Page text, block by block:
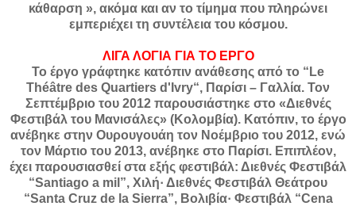
κάθαρση », ακόμα και αν το τίμημα που πληρώνει
εμπεριέχει τη συντέλεια του κόσμου.
ΛΙΓΑ ΛΟΓΙΑ ΓΙΑ ΤΟ ΕΡΓΟ
Το έργο γράφτηκε κατόπιν ανάθεσης από το “Le
Théâtre des Quartiers d'Ivry“, Παρίσι – Γαλλία. Τον
Σεπτέμβριο του 2012 παρουσιάστηκε στο «Διεθνές
Φεστιβάλ του Μανισάλες» (Κολομβία). Κατόπιν, το έργο
ανέβηκε στην Ουρουγουάη τον Νοέμβριο του 2012, ενώ
τον Μάρτιο του 2013, ανέβηκε στο Παρίσι. Επιπλέον,
έχει παρουσιασθεί στα εξής φεστιβάλ: Διεθνές Φεστιβάλ
“Santiago a mil”, Χιλή· Διεθνές Φεστιβάλ Θεάτρου
“Santa Cruz de la Sierra”, Βολιβία· Φεστιβάλ “Cena